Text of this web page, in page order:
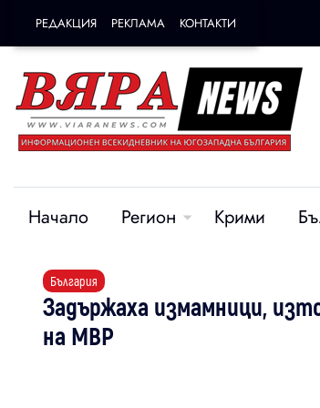
РЕДАКЦИЯ РЕКЛАМА КОНТАКТИ
Начало Регион Крими
България
Задържаха измамници,
на МВР